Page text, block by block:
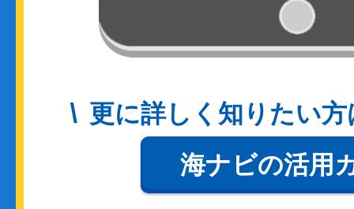
更に詳しく知りたい
海ナビの活用